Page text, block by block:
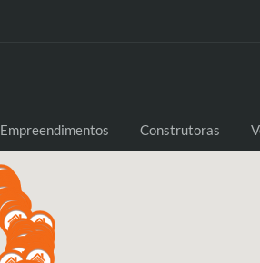
Empreendimentos Construtoras